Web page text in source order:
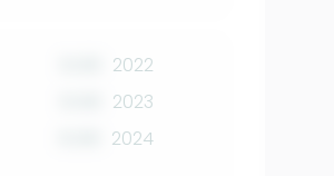
2022
2023
2024